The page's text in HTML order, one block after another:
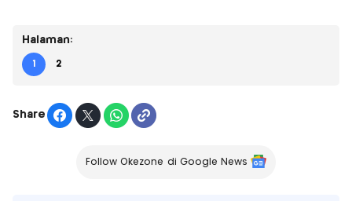
Halaman:
1 2
Share
Follow Okezone di Google News